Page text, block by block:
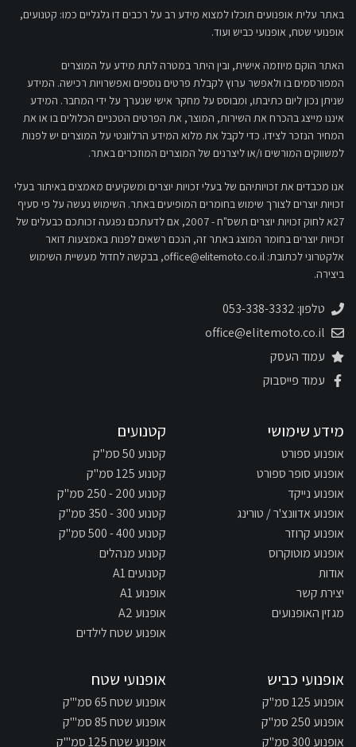
באתר עלית אופנועים תוכלו למצוא מידע רב על רכבים דו גלגליים כמו: קטנועים,
אופנועי שטח, אופנועי כביש ועוד.
האתר הוקם מיוזמה אישית, ובין היתר במטרה לתת מידע על המוצרים
המפורסמים בו ולאפשר ערוץ לקבלת פרטים נוספים ואפשרויות רכישה. המידע
שניתן נכון ליום כתיבתו, ומבוסס על מחקר אישי שנערך על ידי המחבר. המידע
איננו מייצג בהכרח את השירות, המוצר, את הפרטים הטכניים הכלולים בו או את
המחיר הנזכר לצידו. כדי לקבל את מלוא המידע הרלוונטי על המוצרים יש לפנות
למשווקים המורשים ו/או ליצרנים של המוצרים המוזכרים באתר.
אנו מכבדים את זכויותיהם של בעלי זכויות יוצרים ומשקיעים מאמצים באיתור בעלי
זכויות יוצרים לצורך שימוש בחומרים המופיעים באתר. השימוש נעשה על פי סעיף
27א לחוק זכויות יוצרים תשס"ח - 2007, אם לדעתכם נפגעה זכותכם כבעלים של
זכויות יוצרים בחומר המוצג באתר זה, הנכם רשאים לפנות באמצעות דואר
אלקטרוני לכתובת: office@elitemoto.co.il, בבקשה לחדול מעשיית השימוש
ביצירה.
טלפון: 053-338-3332
office@elitemoto.co.il
עמוד העסק
עמוד פייסבוק
מידע שימושי
אופנוע ספורט
אופנוע סופר ספורט
אופנוע נייקד
אופנוע אדוונצ'ר / טורינג
אופנוע קרוזר
אופנוע מוטוקרוס
אודות
יצירת קשר
מגזין האופנועים
קטנועים
קטנוע 50 סמ"ק
קטנוע 125 סמ"ק
קטנוע 200 - 250 סמ"ק
קטנוע 300 - 350 סמ"ק
קטנוע 400 - 500 סמ"ק
קטנוע מנהלים
קטנועים A1
אופנוע A1
אופנוע A2
אופנוע שטח לילדים
אופנועי כביש
אופנוע 125 סמ"ק
אופנוע 250 סמ"ק
אופנוע 300 סמ"ק
אופנועי שטח
אופנוע שטח 65 סמ"'ק
אופנוע שטח 85 סמ"'ק
אופנוע שטח 125 סמ"'ק